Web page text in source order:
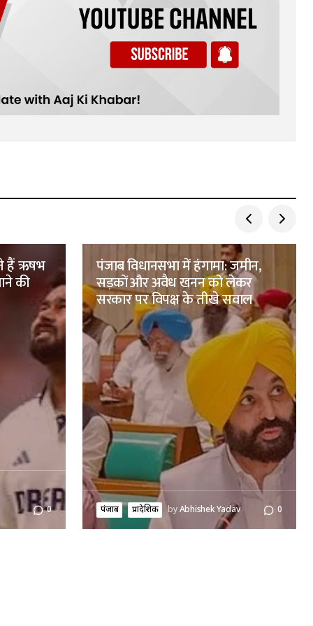
हैं ऋषभ
की
0
पंजाब विधानसभा में हंगामा: जमीन,
सड़कों और अवैध खनन को लेकर
सरकार पर विपक्ष के तीखे सवाल
पंजाब प्रादेशिक byAbhishek Yadav 0